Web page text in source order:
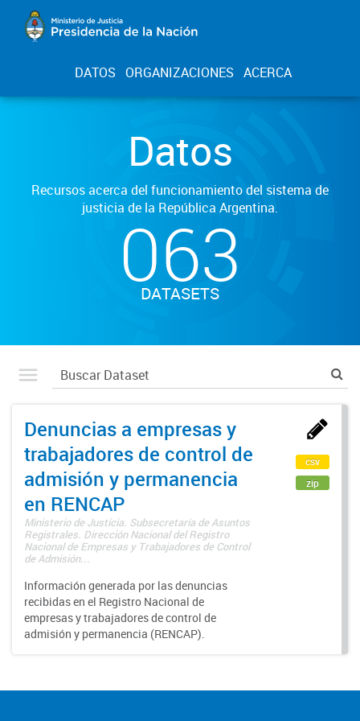
DATOS ORGANIZACIONES ACERCA
Datos
Recursos acerca del funcionamiento del sistema de
justicia de la República Argentina.
063
DATASETS
Denuncias a empresas y
trabajadores de control de
admisión y permanencia
en RENCAP
Ministerio de Justicia. Subsecretaría de Asuntos
Registrales. Dirección Nacional del Registro
Nacional de Empresas y Trabajadores de Control
de Admisión...
Información generada por las denuncias
recibidas en el Registro Nacional de
empresas y trabajadores de control de
admisión y permanencia (RENCAP).
csv
zip